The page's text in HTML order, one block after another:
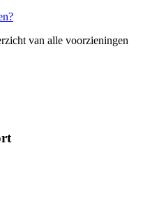
van alle voorzieningen